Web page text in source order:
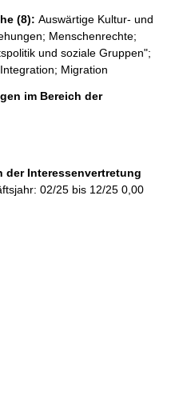
(8): Auswärtige Kultur- und
Menschenrechte;
und soziale Gruppen";
Migration
im Bereich der
der Interessenvertretung
02/25 bis 12/25 0,00